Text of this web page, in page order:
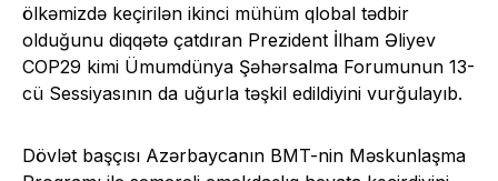
ölkəmizdə keçirilən ikinci mühüm qlobal tədbir
olduğunu diqqətə çatdıran Prezident İlham Əliyev
COP29 kimi Ümumdünya Şəhərsalma Forumunun 13-
cü Sessiyasının da uğurla təşkil edildiyini vurğulayıb.
Dövlət başçısı Azərbaycanın BMT-nin Məskunlaşma